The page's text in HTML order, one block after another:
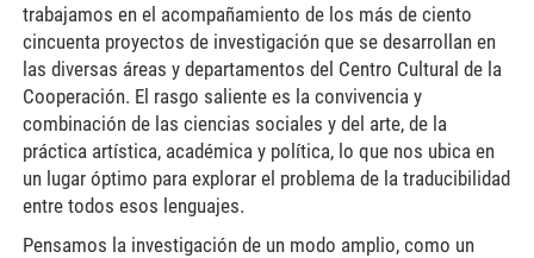
trabajamos en el acompañamiento de los más de ciento
cincuenta proyectos de investigación que se desarrollan en
las diversas áreas y departamentos del Centro Cultural de la
Cooperación. El rasgo saliente es la convivencia y
combinación de las ciencias sociales y del arte, de la
práctica artística, académica y política, lo que nos ubica en
un lugar óptimo para explorar el problema de la traducibilidad
entre todos esos lenguajes.
Pensamos la investigación de un modo amplio, como un